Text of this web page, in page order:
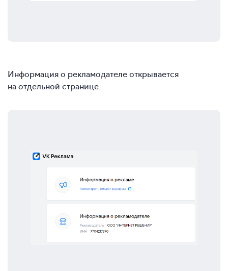
Информация о рекламодателе открывается
на отдельной странице.